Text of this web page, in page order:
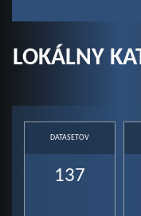
LOKÁLNY
DATASETOV
137